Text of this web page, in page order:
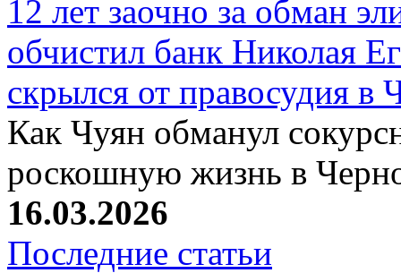
12 лет заочно за обман
обчистил банк Николая
скрылся от правосудия в
Как Чуян обманул
роскошную жизнь в
16.03.2026
Последние статьи